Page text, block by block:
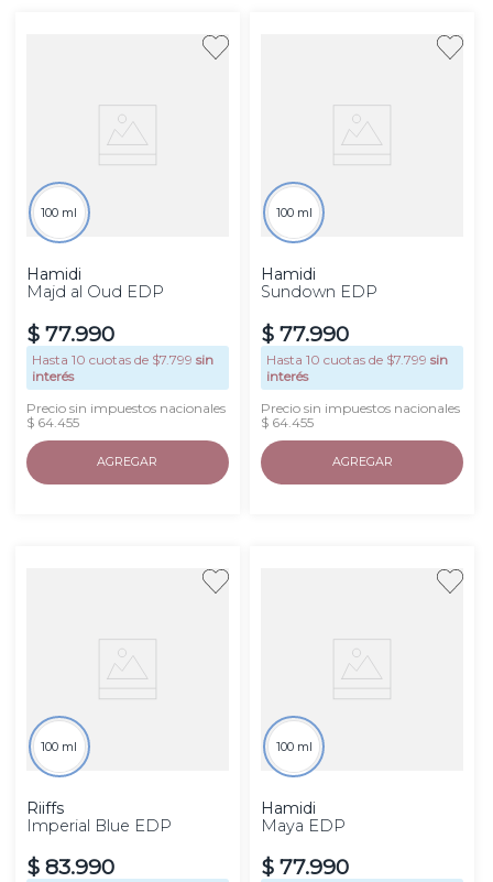
100 ml
Hamidi
Majd al Oud EDP
$ 77.990
Hasta 10 cuotas de $7.799 sin
interés
Precio sin impuestos nacionales
$ 64.455
AGREGAR
100 ml
Hamidi
Sundown EDP
$ 77.990
Hasta10 cuotas de $7.799 sin
interés
Precio sin impuestos nacionales
$ 64.455
AGREGAR
100 ml
Riiffs
Imperial Blue EDP
$ 83.990
100 ml
Hamidi
Maya EDP
$ 77.990